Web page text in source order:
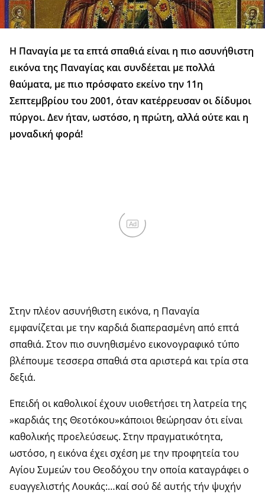
Η Παναγία με τα επτά σπαθιά είναι η πιο ασυνήθιστη
εικόνα της Παναγίας και συνδέεται με πολλά
θαύματα, με πιο πρόσφατο εκείνο την 11η
Σεπτεμβρίου του 2001, όταν κατέρρευσαν οι δίδυμοι
πύργοι. Δεν ήταν, ωστόσο, η πρώτη, αλλά ούτε και η
μοναδική φορά!
Ad
Στην πλέον ασυνήθιστη εικόνα, η Παναγία
εμφανίζεται με την καρδιά διαπερασμένη από επτά
σπαθιά. Στον πιο συνηθισμένο εικονογραφικό τύπο
βλέπουμε τεσσερα σπαθιά στα αριστερά και τρία στα
δεξιά.
Επειδή οι καθολικοί έχουν υιοθετήσει τη λατρεία της
»καρδιάς της Θεοτόκου»κάποιοι θεώρησαν ότι είναι
καθολικής προελεύσεως. Στην πραγματικότητα,
ωστόσο, η εικόνα έχει σχέση με την προφητεία του
Αγίου Συμεών του Θεοδόχου την οποία καταγράφει ο
ευαγγελιστής Λουκάς:…καί σού δέ αυτής τήν ψυχήν